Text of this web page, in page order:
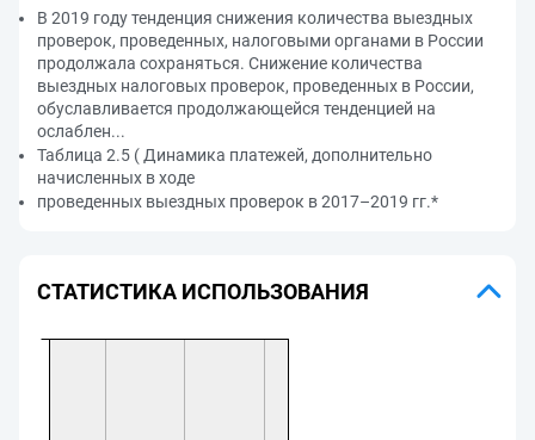
В 2019 году тенденция снижения количества выездных
проверок, проведенных, налоговыми органами в России
продолжала сохраняться. Снижение количества
выездных налоговых проверок, проведенных в России,
обуславливается продолжающейся тенденцией на
ослаблен...
Таблица 2.5 ( Динамика платежей, дополнительно
начисленных в ходе
проведенных выездных проверок в 2017–2019 гг.*
СТАТИСТИКА ИСПОЛЬЗОВАНИЯ